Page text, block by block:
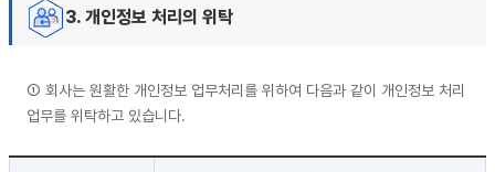
3. 개인정보 처리의 위탁
① 회사는 원활한 개인정보 업무처리를 위하여 다음과 같이 개인정보 처리
업무를 위탁하고 있습니다.